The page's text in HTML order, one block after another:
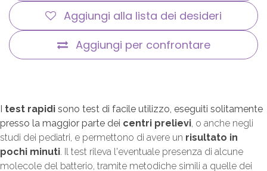
Aggiungi per confrontare
Aggiungi alla lista dei desideri
I test rapidi sono test di facile utilizzo, eseguiti solitamente
presso la maggior parte dei centri prelievi , o anche negli
studi dei pediatri, e permettono di avere un risultato in
pochi minuti . Il test rileva l'eventuale presenza di alcune
molecole del batterio, tramite metodiche simili a quelle dei